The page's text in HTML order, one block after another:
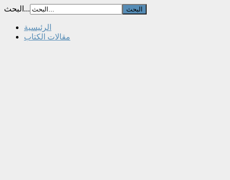
البحث...
الرئيسية
مقالات الكتاب